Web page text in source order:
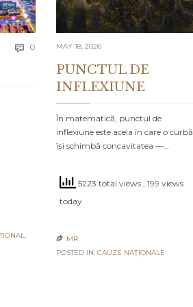
 0 Comments
,
MAY 18, 2026
PUNCTUL DE
INFLEXIUNE
În matematică, punctul de
inflexiune este acela în care o curbă
își schimbă concavitatea —…
5223 total views , 199 views
today
 MR
POSTED IN: CAUZE NAŢIONALE